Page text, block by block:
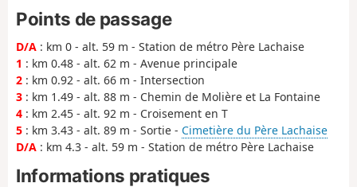
Points de passage
D/A : km 0 - alt. 59 m - Station de métro Père Lachaise
1 : km 0.48 - alt. 62 m - Avenue principale
2 : km 0.92 - alt. 66 m - Intersection
3 : km 1.49 - alt. 88 m - Chemin de Molière et La Fontaine
4 : km 2.45 - alt. 92 m - Croisement en T
5 : km 3.43 - alt. 89 m - Sortie - Cimetière du Père Lachaise
D/A : km 4.3 - alt. 59 m - Station de métro Père Lachaise
Informations pratiques